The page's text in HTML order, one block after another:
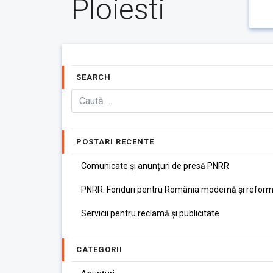
Ploiesti
SEARCH
POSTARI RECENTE
Comunicate și anunțuri de presă PNRR
PNRR: Fonduri pentru România modernă și
Servicii pentru reclamă și publicitate
CATEGORII